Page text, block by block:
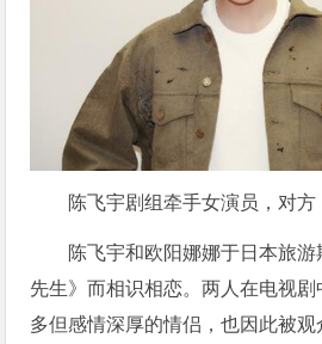
陈飞宇剧组牵手女演员，对方
陈飞宇和欧阳娜娜于日本旅
先生》而相识相恋。两人在电视
多但感情深厚的情侣，也因此被